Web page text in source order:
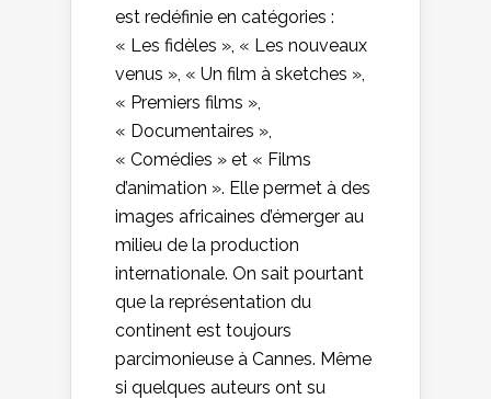
est redéfinie en catégories :
« Les fidèles », « Les nouveaux
venus », « Un film à sketches »,
« Premiers films »,
« Documentaires »,
« Comédies » et « Films
d’animation ». Elle permet à des
images africaines d’émerger au
milieu de la production
internationale. On sait pourtant
que la représentation du
continent est toujours
parcimonieuse à Cannes. Même
si quelques auteurs ont su